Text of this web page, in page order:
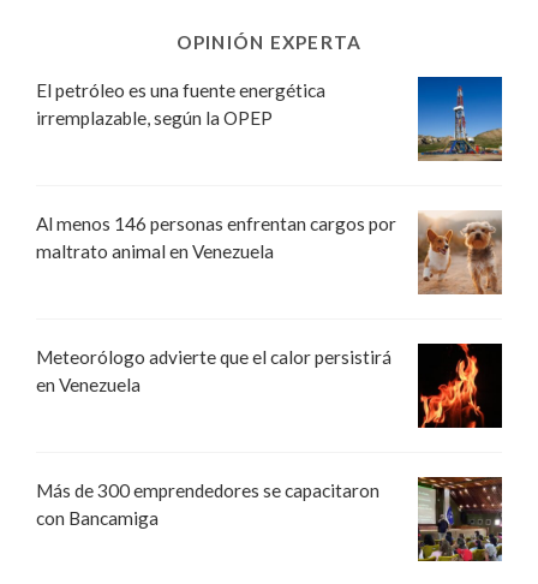
OPINIÓN EXPERTA
El petróleo es una fuente energética
irremplazable, según la OPEP
Al menos 146 personas enfrentan cargos por
maltrato animal en Venezuela
Meteorólogo advierte que el calor persistirá
en Venezuela
Más de 300 emprendedores se capacitaron
con Bancamiga